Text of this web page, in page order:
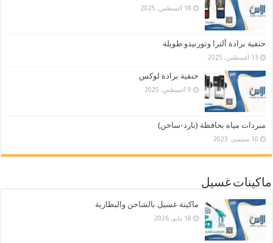
18 أغسطس، 2025
حنفية برادة ألترا وتورنيدو طويلة
13 أغسطس، 2025
حنفية برادة لوكس
9 أغسطس، 2025
مبردات مياه بحافظة (بارد-ساخن)
10 سبتمبر، 2023
ماكينات غسيل
ماكينة غسيل بالشاحن والبطارية
18 مايو، 2026